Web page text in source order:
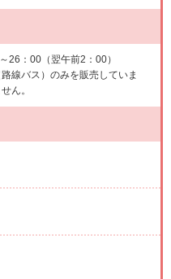
26：00（翌午前2：00）
線バス）のみを販売していま
ん。